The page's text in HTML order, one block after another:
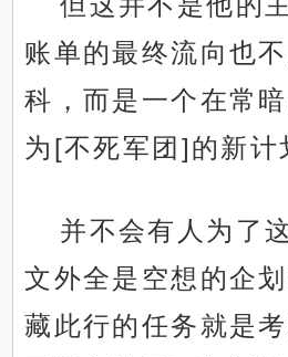
账单的最终流向也
科，而是一个在常
为[不死军团]的新计
并不会有人为了
文外全是空想的企
藏此行的任务就是